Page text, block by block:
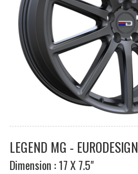
LEGEND MG - EURODESIGN
Dimension : 17 X 7.5"